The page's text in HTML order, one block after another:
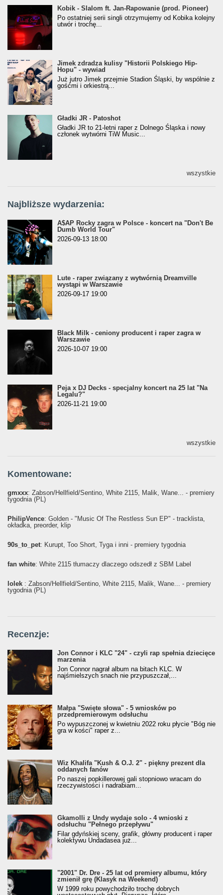
Kobik - Slalom ft. Jan-Rapowanie (prod. Pioneer)
[Official Music Visualiser]
Kobik - Slalom ft. Jan-Rapowanie (prod. Pioneer)
Po ostatniej serii singli otrzymujemy od Kobika kolejny
utwór i trochę...
Jimek zdradza kulisy "Historii Polskiego Hip-
Hopu" - wywiad
Jimek zdradza kulisy "Historii Polskiego Hip-
Hopu" - wywiad
Już jutro Jimek przejmie Stadion Śląski, by wspólnie z
gośćmi i orkiestrą...
Gładki JR - Patoshot
Gładki JR - Patoshot
Gładki JR to 21-letni raper z Dolnego Śląska i nowy
członek wytwórni TiW Music...
wszystkie
Najbliższe wydarzenia:
A$AP Rocky zagra w Polsce - koncert na "Don't Be
Dumb World Tour"
2026-09-13 18:00
Lute - raper związany z wytwórnią Dreamville
wystąpi w Warszawie
2026-09-17 19:00
Black Milk - ceniony producent i raper zagra w
Warszawie
2026-10-07 19:00
Peja x DJ Decks - specjalny koncert na 25 lat "Na
Legalu?"
2026-11-21 19:00
wszystkie
Komentowane:
gmxxx: Żabson/Hellfield/Sentino, White 2115, Malik, Wane... - premiery
tygodnia (PL)
PhilipVence: Golden - "Music Of The Restless Sun EP" - tracklista,
okładka, preorder, klip
90s_to_pet: Kurupt, Too Short, Tyga i inni - premiery tygodnia
fan white: White 2115 tłumaczy dlaczego odszedł z SBM Label
lolek : Żabson/Hellfield/Sentino, White 2115, Malik, Wane... - premiery
tygodnia (PL)
Recenzje:
Jon Connor i KLC "24" - czyli rap spełnia dziecięce
marzenia
Jon Connor nagrał album na bitach KLC. W
najśmielszych snach nie przypuszczał,...
Małpa "Święte słowa" - 5 wniosków po
przedpremierowym odsłuchu
Po wypuszczonej w kwietniu 2022 roku płycie "Bóg nie
gra w kości" raper z...
Wiz Khalifa "Kush & O.J. 2" - piękny prezent dla
oddanych fanów
Po naszej popkillerowej gali stopniowo wracam do
rzeczywistości i nadrabiam...
Gkamolli z Undy wydaje solo - 4 wnioski z
odsłuchu "Pełnego przepływu"
Filar gdyńskiej sceny, grafik, główny producent i raper
kolektywu Undadasea już...
"2001" Dr. Dre - 25 lat od premiery albumu, który
zmienił grę (Klasyk na Weekend)
W 1999 roku powychodziło trochę dobrych